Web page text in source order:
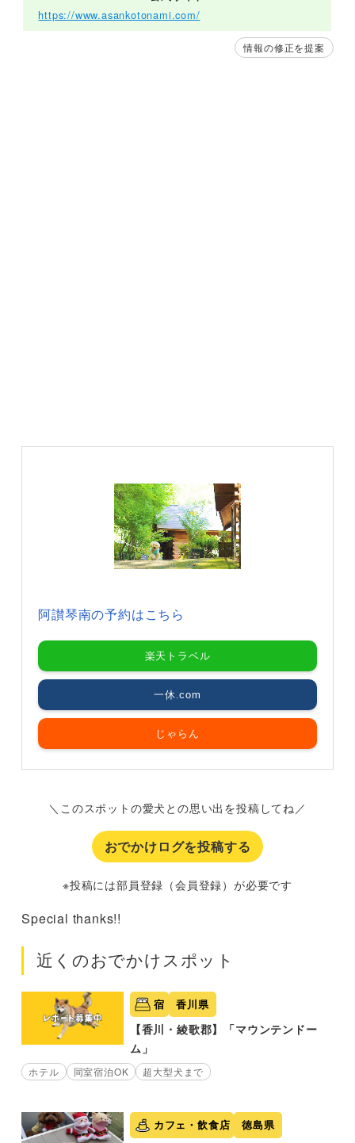
https://www.asankotonami.com/
情報の修正を提案
阿讃琴南の予約はこちら
楽天トラベル
一休.com
じゃらん
＼このスポットの愛犬との思い出を投稿してね／
おでかけログを投稿する
※投稿には部員登録（会員登録）が必要です
Special thanks!!
近くのおでかけスポット
宿 香川県
【香川・綾歌郡】「マウンテンドー
ム」
ホテル 同室宿泊OK 超大型犬まで
カフェ・飲食店 徳島県